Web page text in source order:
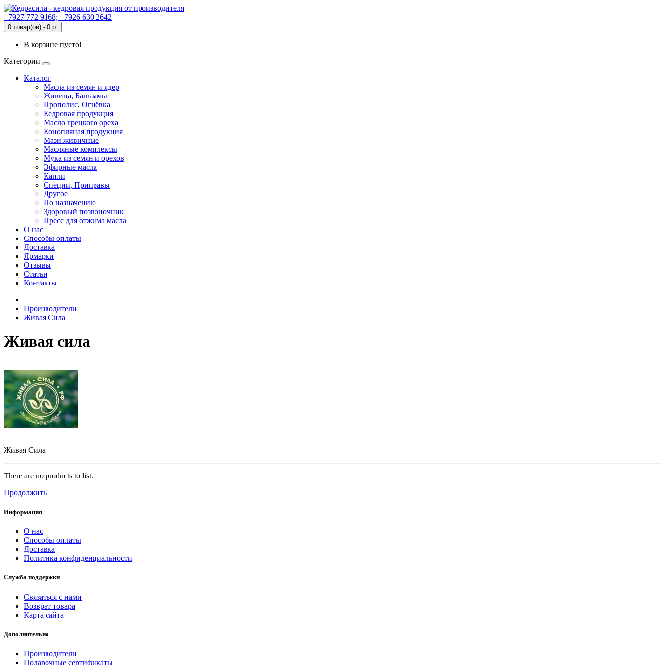
+7927 772 9168; +7926 630 2642
0 товар(ов) - 0 р.
В корзине пусто!
Категории
Каталог
Масла из семян и ядер
Живица, Бальзамы
Прополис, Огнёвка
Кедровая продукция
Масло грецкого ореха
Конопляная продукция
Мази живичные
Масляные комплексы
Мука из семян и орехов
Эфирные масла
Капли
Специи, Приправы
Другое
По назначению
Здоровый позвоночник
Пресс для отжима масла
О нас
Способы оплаты
Доставка
Ярмарки
Отзывы
Статьи
Контакты
Производители
Живая Сила
Живая сила
Живая Сила
There are no products to list.
Продолжить
Информация
О нас
Способы оплаты
Доставка
Политика конфиденциальности
Служба поддержки
Связаться с нами
Возврат товара
Карта сайта
Дополнительно
Производители
Подарочные сертификаты